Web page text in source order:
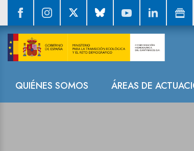
Navegación
QUIÉNES SOMOS ÁREAS DE
Sala de